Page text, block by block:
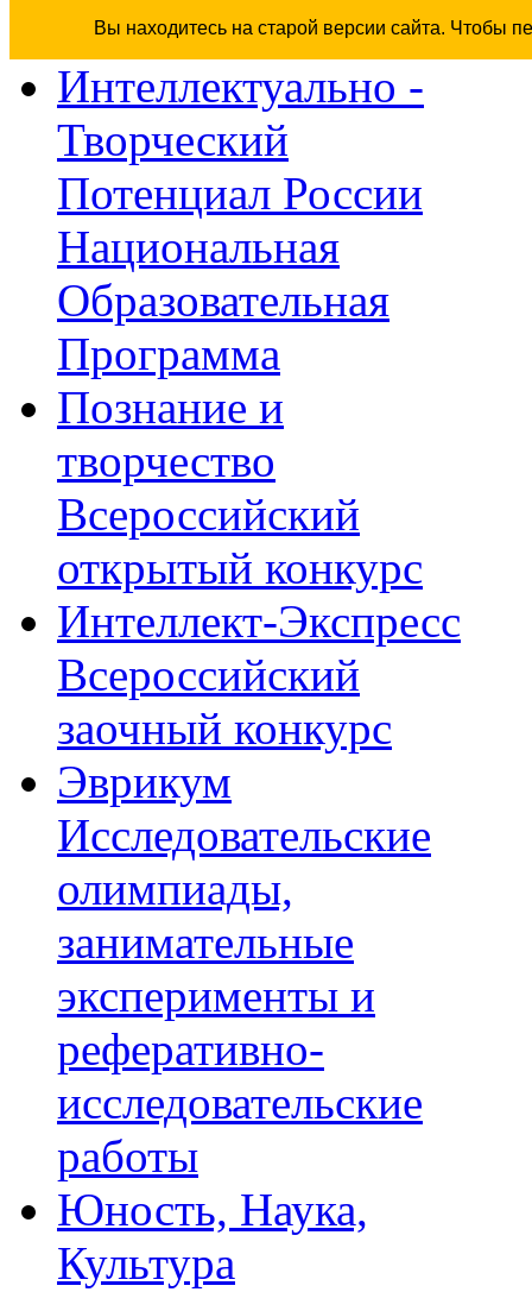
Вы находитесь на старой версии сайта. Чтобы
Интеллектуально -
Творческий
Потенциал России
Национальная
Образовательная
Программа
Познание и
творчество
Всероссийский
открытый конкурс
Интеллект-Экспресс
Всероссийский
заочный конкурс
Эврикум
Исследовательские
олимпиады,
занимательные
эксперименты и
реферативно-
исследовательские
работы
Юность, Наука,
Культура